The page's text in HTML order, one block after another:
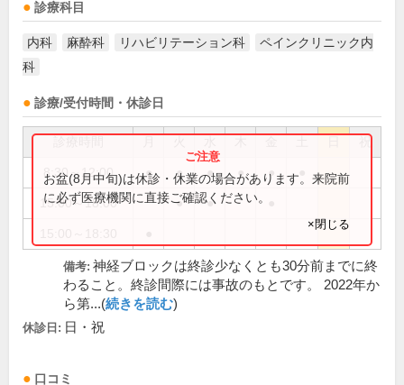
診療科目
内科 麻酔科 リハビリテーション科
ペインクリニック内
科
診療/受付時間・休診日
祝
8:30～12:00 ● ● ● ● ●
15:00～18:00 ● ●
お盆(8月中旬)は休診・休業の場合があります。来院前
に必ず医療機関に直接ご確認ください。
×閉じる
備考: 神経ブロックは終診少なくとも30分前までに終
わること。終診間際には事故のもとです。 2022年か
ら第...(続きを読む)
休診日: 日・祝
口コミ